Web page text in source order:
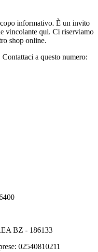
informativo. È un invito
vincolante qui. Ci riserviamo
shop online.
a questo numero:
BZ - 186133
02540810211